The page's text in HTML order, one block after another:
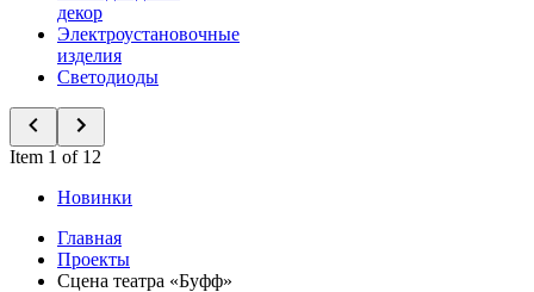
декор
Электроустановочные
изделия
Светодиоды
Item 1 of 12
Новинки
Главная
Проекты
Сцена театра «Буфф»